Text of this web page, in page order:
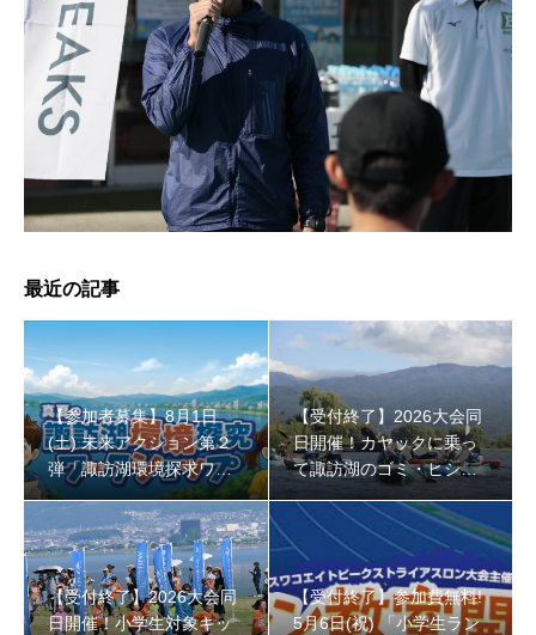
【受付終了】2026大会同日開催！小学生対象キッズ・ラ
【受付終了】参加費無料! 5月6日(祝) 「小学生ラン教室」
最近の記事
【参加者募集】8月1日
(土) 未来アクション第２
弾「諏訪湖環境探求ワー
クショップ」小学４年生
から！
【受付終了】2026大会同
日開催！カヤックに乗っ
て諏訪湖のゴミ・ヒシを
回収しよう！
【受付終了】2026大会同
日開催！小学生対象キッ
【受付終了】参加費無料!
5月6日(祝) 「小学生ラン